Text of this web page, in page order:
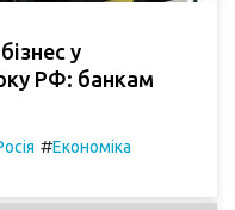
у
РФ: банкам
#Економіка